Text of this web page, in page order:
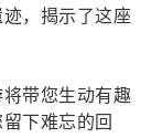
，揭示了这座
带您生动有趣
下难忘的回